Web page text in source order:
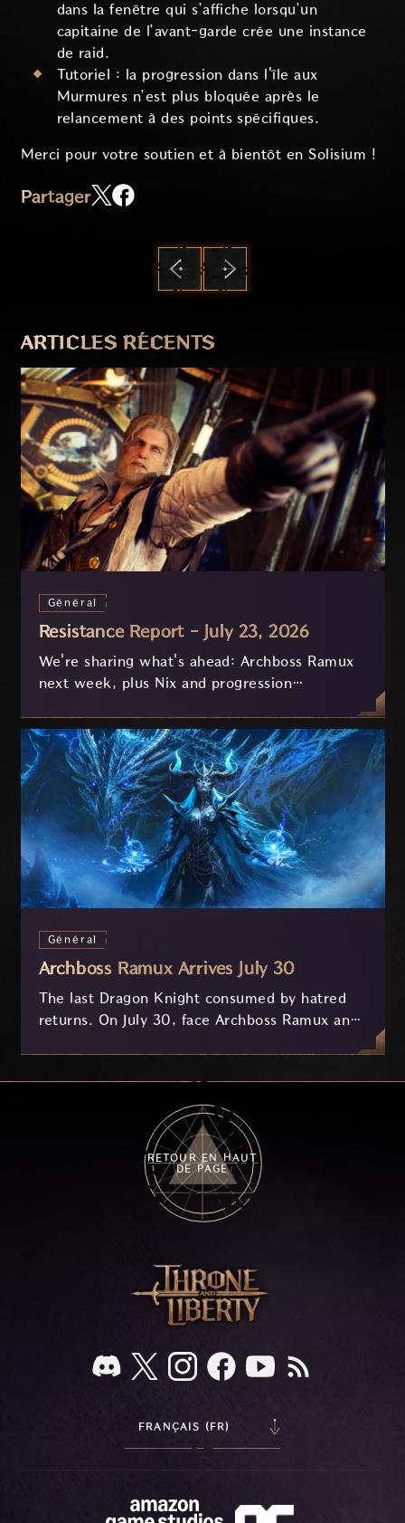
dans la fenêtre qui s’affiche lorsqu’un
capitaine de l’avant-garde crée une instance
de raid.
Tutoriel : la progression dans l'île aux
Murmures n’est plus bloquée après le
relancement à des points spécifiques.
Merci pour votre soutien et à bientôt en Solisium !
Partager
ARTICLES RÉCENTS
Général
Resistance Report - July 23, 2026
We're sharing what's ahead: Archboss Ramux
next week, plus Nix and progression
on your feedback.
Général
Archboss Ramux Arrives July 30
The last Dragon Knight consumed by hatred
returns. On July 30, face Archboss Ramux and
key combat mechanics, the Ballista, and the
new Archboss equipment that awaits.
RETOUR EN HAUT
DE PAGE
FRANÇAIS (FR)